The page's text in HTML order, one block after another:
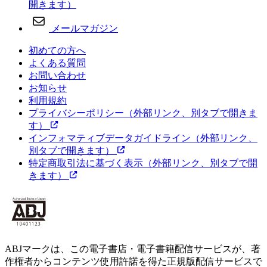
開きます）
メールマガジン
初めての方へ
よくある質問
お問い合わせ
お知らせ
利用規約
プライバシーポリシー （外部リンク、別タブで開きま
す）
インフォマティブデータガイドライン （外部リンク、
別タブで開きます）
特定商取引法に基づく表示 （外部リンク、別タブで開
きます）
ABJマークは、この電子書店・電子書籍配信サービスが、著
作権者からコンテンツ使用許諾を得た正規版配信サービスで